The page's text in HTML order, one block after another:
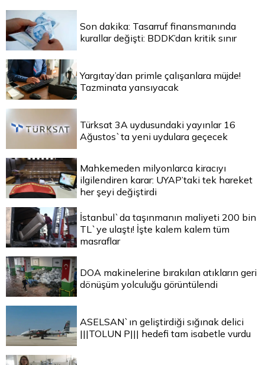
Son dakika: Tasarruf finansmanında
kurallar değişti: BDDK’dan kritik sınır
Yargıtay’dan primle çalışanlara müjde!
Tazminata yansıyacak
Türksat 3A uydusundaki yayınlar 16
Ağustos`ta yeni uydulara geçecek
Mahkemeden milyonlarca kiracıyı
ilgilendiren karar: UYAP’taki tek hareket
her şeyi değiştirdi
İstanbul`da taşınmanın maliyeti 200 bin
TL`ye ulaştı! İşte kalem kalem tüm
masraflar
DOA makinelerine bırakılan atıkların geri
dönüşüm yolculuğu görüntülendi
ASELSAN`ın geliştirdiği sığınak delici
|||TOLUN P||| hedefi tam isabetle vurdu